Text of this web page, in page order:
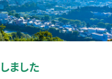
ました